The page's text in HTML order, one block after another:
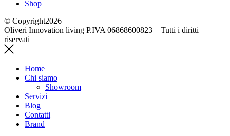
Shop
© Copyright2026
Oliveri Innovation living P.IVA 06868600823 – Tutti i diritti
riservati
Home
Chi siamo
Showroom
Servizi
Blog
Contatti
Brand